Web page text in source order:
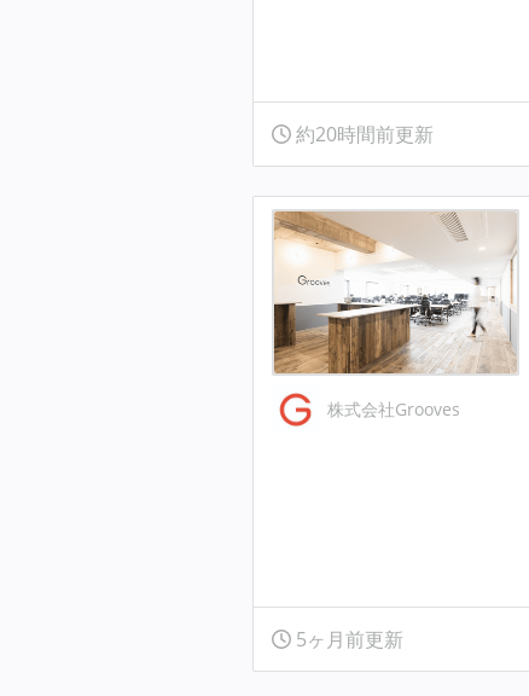
約20時間前更新
株式会社Grooves
5ヶ月前更新